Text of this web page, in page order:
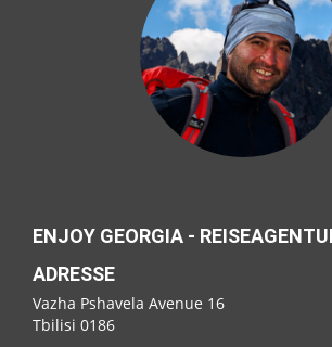
ENJOY GEORGIA -
ADRESSE
Vazha Pshavela Avenue 16
Tbilisi 0186